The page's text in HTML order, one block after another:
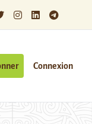
Connexion